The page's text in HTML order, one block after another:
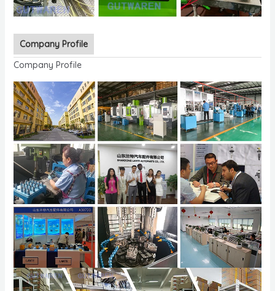
Company Profile
Company Profile